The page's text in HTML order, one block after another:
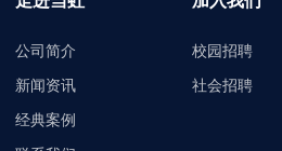
公司简介
新闻资讯
经典案例
校园招聘
社会招聘